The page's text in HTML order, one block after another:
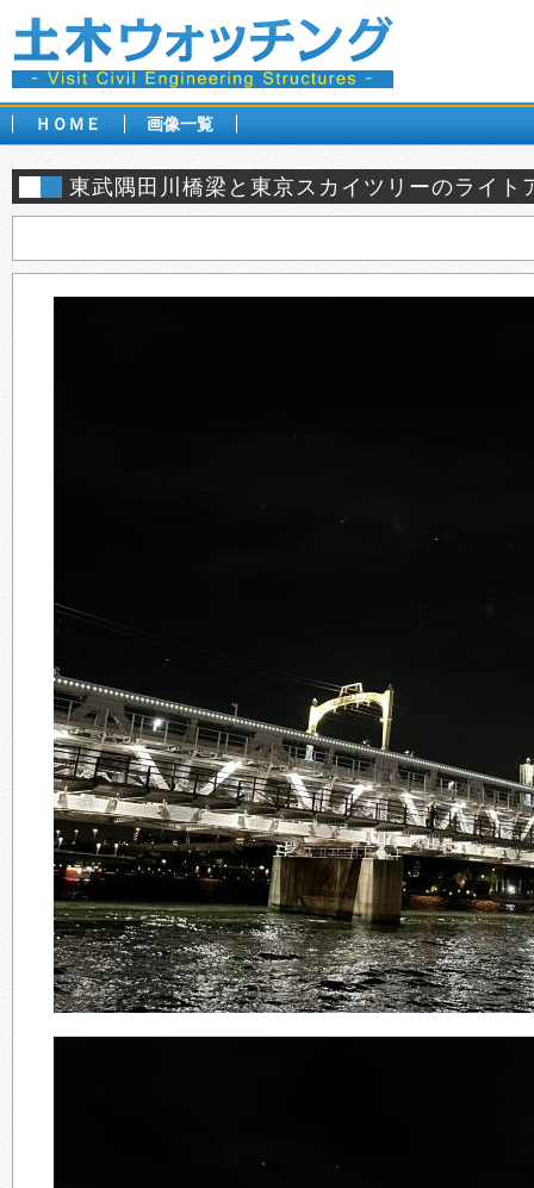
ＨＯＭＥ 画像一覧
東武隅田川橋梁と東京スカイツリーのライト